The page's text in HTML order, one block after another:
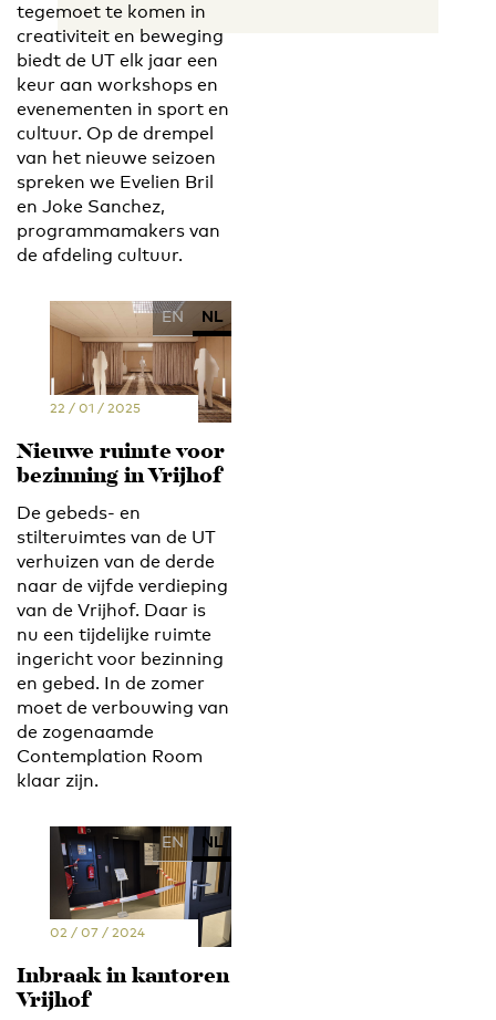
tegemoet te komen in
creativiteit en beweging
biedt de UT elk jaar een
keur aan workshops en
evenementen in sport en
cultuur. Op de drempel
van het nieuwe seizoen
spreken we Evelien Bril
en Joke Sanchez,
programmamakers van
de afdeling cultuur.
EN NL
22 / 01 / 2025
Nieuwe ruimte voor
bezinning in Vrijhof
De gebeds- en
stilteruimtes van de UT
verhuizen van de derde
naar de vijfde verdieping
van de Vrijhof. Daar is
nu een tijdelijke ruimte
ingericht voor bezinning
en gebed. In de zomer
moet de verbouwing van
de zogenaamde
Contemplation Room
klaar zijn.
EN NL
02 / 07 / 2024
Inbraak in kantoren
Vrijhof